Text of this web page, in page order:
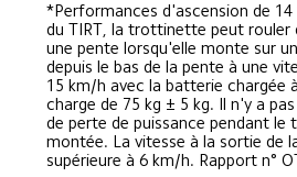
*Performances d'ascension de 14
du TIRT, la trottinette peut rouler
une pente lorsqu'elle monte sur
depuis le bas de la pente à une
15 km/h avec la batterie chargée à
charge de 75 kg ± 5 kg. Il n'y a
de perte de puissance pendant le
montée. La vitesse à la sortie de
supérieure à 6 km/h. Rapport n°